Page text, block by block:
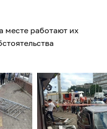
месте работают их